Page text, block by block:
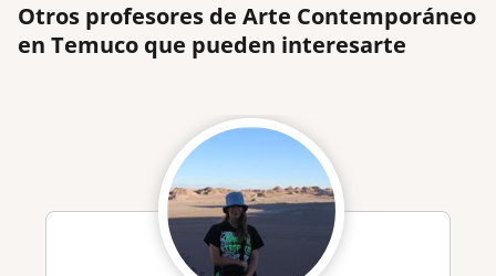
Otros profesores de Arte Contemporáneo
en Temuco que pueden interesarte